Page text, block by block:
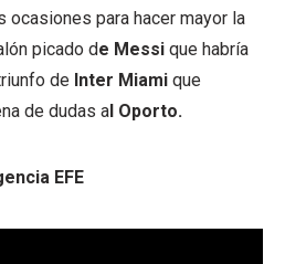
ocasiones para hacer mayor la
picado de Messi que habría
de Inter Miami que
de dudas a l Oporto.
EFE